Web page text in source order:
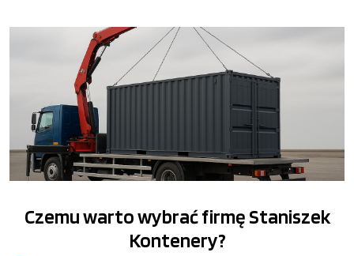
Czemu warto wybrać firmę Staniszek
Kontenery?